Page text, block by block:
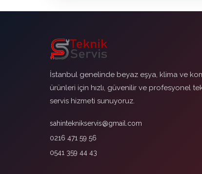
İstanbul genelinde beyaz eşya, klima ve
ürünleri için hızlı, güvenilir ve profesyonel
servis hizmeti sunuyoruz.
sahinteknikservis@gmail.com
0216 471 59 56
0541 359 44 43